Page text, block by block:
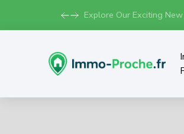
Explore Our Exciting